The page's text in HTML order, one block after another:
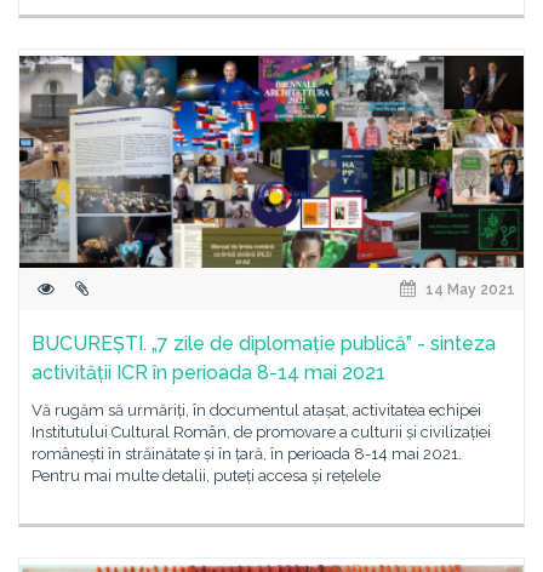
14 May 2021
BUCUREȘTI. „7 zile de diplomație publică” - sinteza
activității ICR în perioada 8-14 mai 2021
Vă rugăm să urmăriți, în documentul atașat, activitatea echipei
Institutului Cultural Român, de promovare a culturii și civilizației
românești în străinătate și în țară, în perioada 8-14 mai 2021.
Pentru mai multe detalii, puteți accesa și rețelele